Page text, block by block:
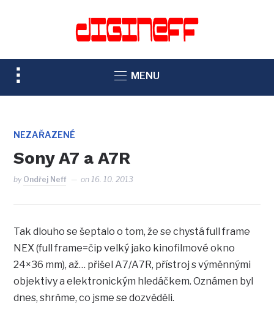
TOGGLE
SIDEBAR
NAVIGATION
MENU
NEZAŘAZENÉ
Sony A7 a A7R
by Ondřej Neff on16. 10. 2013
Tak dlouho se šeptalo o tom, že se chystá full frame
NEX (full frame=čip velký jako kinofilmové okno
24×36 mm), až… přišel A7/A7R, přístroj s výměnnými
objektivy a elektronickým hledáčkem. Oznámen byl
dnes, shrňme, co jsme se dozvěděli.